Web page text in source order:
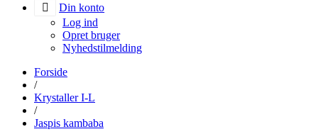
Din konto
Log ind
Opret bruger
Nyhedstilmelding
Forside
/
Krystaller I-L
/
Jaspis kambaba